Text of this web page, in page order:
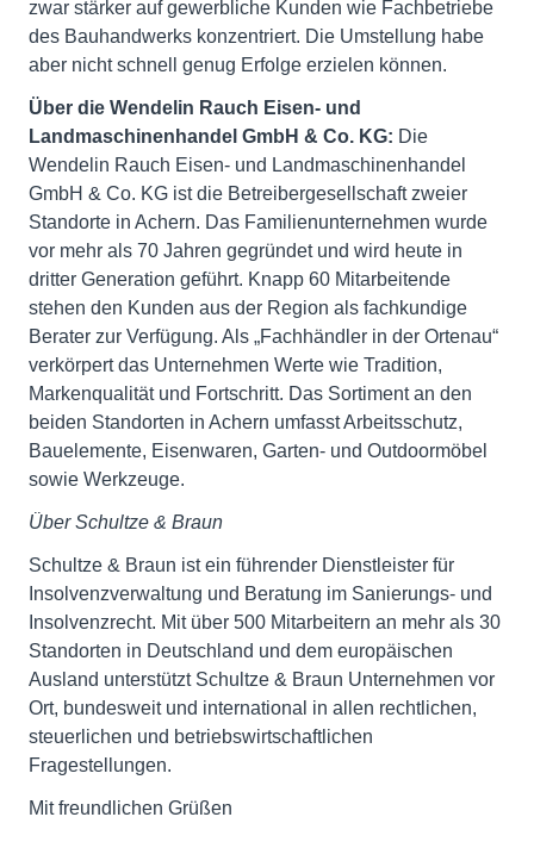
zwar stärker auf gewerbliche Kunden wie Fachbetriebe
des Bauhandwerks konzentriert. Die Umstellung habe
aber nicht schnell genug Erfolge erzielen können.
Über die Wendelin Rauch Eisen- und
Landmaschinenhandel GmbH & Co. KG: Die
Wendelin Rauch Eisen- und Landmaschinenhandel
GmbH & Co. KG ist die Betreibergesellschaft zweier
Standorte in Achern. Das Familienunternehmen wurde
vor mehr als 70 Jahren gegründet und wird heute in
dritter Generation geführt. Knapp 60 Mitarbeitende
stehen den Kunden aus der Region als fachkundige
Berater zur Verfügung. Als „Fachhändler in der Ortenau“
verkörpert das Unternehmen Werte wie Tradition,
Markenqualität und Fortschritt. Das Sortiment an den
beiden Standorten in Achern umfasst Arbeitsschutz,
Bauelemente, Eisenwaren, Garten- und Outdoormöbel
sowie Werkzeuge.
Über Schultze & Braun
Schultze & Braun ist ein führender Dienstleister für
Insolvenzverwaltung und Beratung im Sanierungs- und
Insolvenzrecht. Mit über 500 Mitarbeitern an mehr als 30
Standorten in Deutschland und dem europäischen
Ausland unterstützt Schultze & Braun Unternehmen vor
Ort, bundesweit und international in allen rechtlichen,
steuerlichen und betriebswirtschaftlichen
Fragestellungen.
Mit freundlichen Grüßen